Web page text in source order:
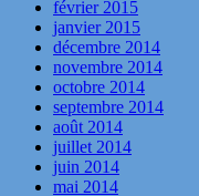
février 2015
janvier 2015
décembre 2014
novembre 2014
octobre 2014
septembre 2014
août 2014
juillet 2014
juin 2014
mai 2014